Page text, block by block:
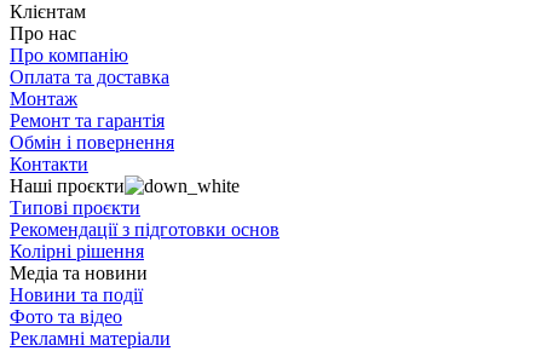
Клієнтам
Про нас
Про компанію
Оплата та доставка
Монтаж
Ремонт та гарантія
Обмін і повернення
Контакти
Наші проєкти
Типові проєкти
Рекомендації з підготовки основ
Колірні рішення
Медіа та новини
Новини та події
Фото та відео
Рекламні матеріали